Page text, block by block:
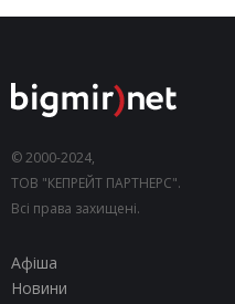
© 2000-2024,
ТОВ "КЕПРЕЙТ ПАРТНЕРС".
Всі права захищені.
Афіша
Новини